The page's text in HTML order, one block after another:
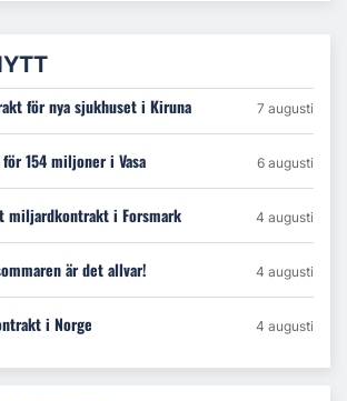
för nya sjukhuset i Kiruna 7 augusti
154 miljoner i Vasa 6 augusti
miljardkontrakt i Forsmark 4 augusti
är det allvar! 4 augusti
i Norge 4 augusti